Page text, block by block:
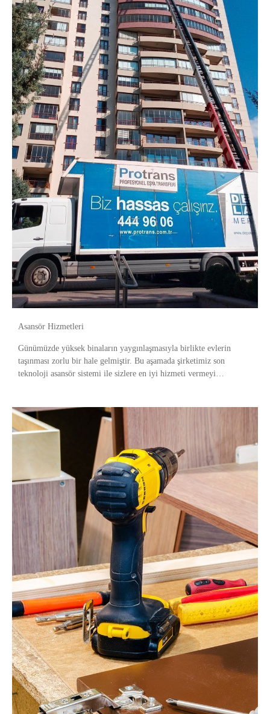
Asansör Hizmetleri
Günümüzde yüksek binaların yaygınlaşmasıyla birlikte evlerin
taşınması zorlu bir hale gelmiştir. Bu aşamada şirketimiz son
teknoloji asansör sistemi ile sizlere en iyi hizmeti vermeyi